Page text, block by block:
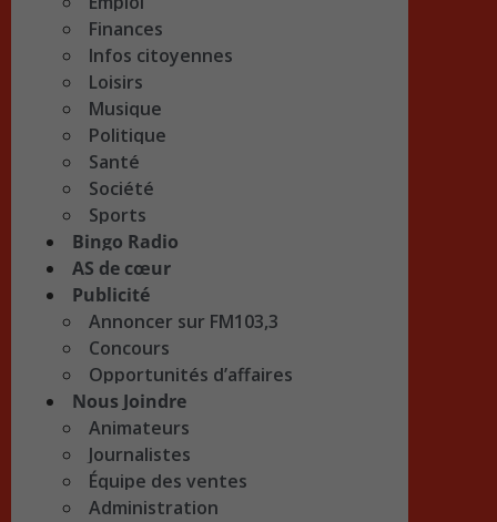
Finances
Infos citoyennes
Loisirs
Musique
Politique
Santé
Société
Sports
Bingo Radio
AS de cœur
Publicité
Annoncer sur FM103,3
Concours
Opportunités d’affaires
Nous Joindre
Animateurs
Journalistes
Équipe des ventes
Administration